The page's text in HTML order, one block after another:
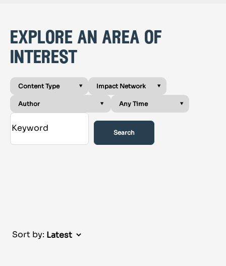
explore an area of
interest
Search
Sort by: